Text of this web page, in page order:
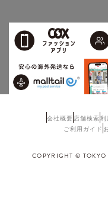
会社概要 店舗検索利
ご利用ガイド
COPYRIGHT ©